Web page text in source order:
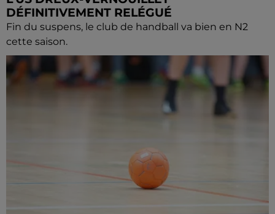
DÉFINITIVEMENT RELÉGUÉ
Fin du suspens, le club de handball va bien en N2
cette saison.